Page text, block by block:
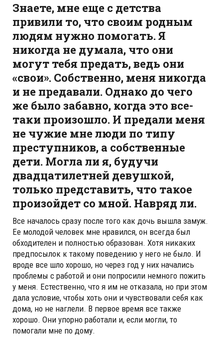
Знаете, мне еще с детства
привили то, что своим родным
людям нужно помогать. Я
никогда не думала, что они
могут тебя предать, ведь они
«свои». Собственно, меня никогда
и не предавали. Однако до чего
же было забавно, когда это все-
таки произошло. И предали меня
не чужие мне люди по типу
преступников, а собственные
дети. Могла ли я, будучи
двадцатилетней девушкой,
только представить, что такое
произойдет со мной. Навряд ли.
Все началось сразу после того как дочь вышла замуж.
Ее молодой человек мне нравился, он всегда был
обходителен и полностью образован. Хотя никаких
предпосылок к такому поведению у него не было. И
вроде все шло хорошо, но через год у них начались
проблемы с работой и они попросили немного пожить
у меня. Естественно, что я им не отказала, но при этом
дала условие, чтобы хоть они и чувствовали себя как
дома, но не наглели. В первое время все также
хорошо. Они упорно работали и, если могли, то
помогали мне по дому.